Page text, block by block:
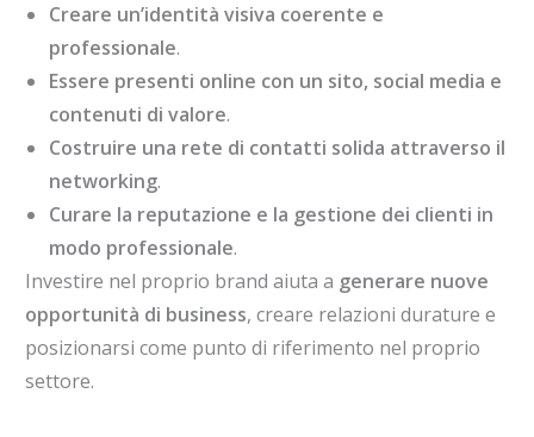
Creare un’identità visiva coerente e
professionale.
Essere presenti online con un sito, social media e
contenuti di valore.
Costruire una rete di contatti solida attraverso il
networking.
Curare la reputazione e la gestione dei clienti in
modo professionale.
Investire nel proprio brand aiuta a generare nuove
opportunità di business, creare relazioni durature e
posizionarsi come punto di riferimento nel proprio
settore.